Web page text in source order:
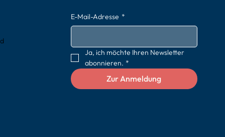
E-Mail-Adresse *
Ja, ich möchte Ihren Newsletter
abonnieren. *
Zur Anmeldung